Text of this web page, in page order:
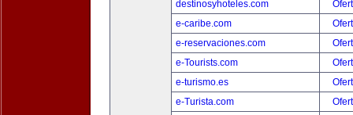
destinosyhoteles.com
e-caribe.com
e-reservaciones.com
e-Tourists.com
e-turismo.es
e-Turista.com